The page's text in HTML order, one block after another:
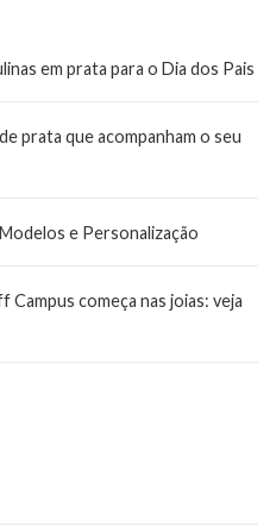
em prata para o Dia dos Pais
prata que acompanham o seu
e Personalização
começa nas joias: veja